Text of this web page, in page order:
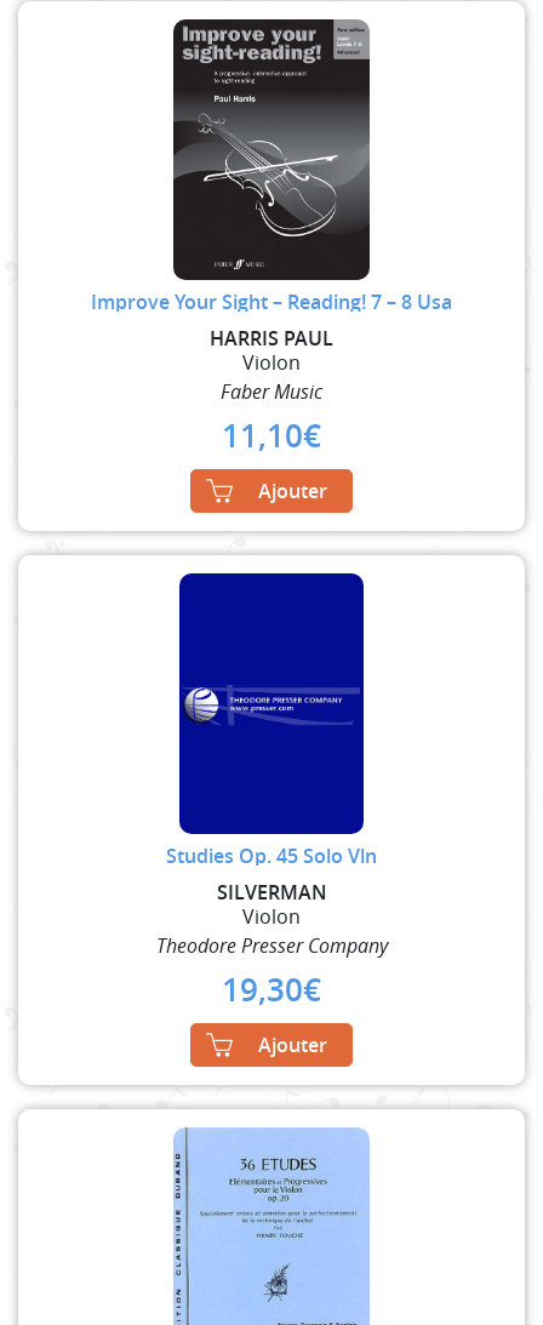
Improve Your Sight – Reading! 7 – 8 Usa
HARRIS PAUL
Violon
Faber Music
11,10€
Ajouter
Studies Op. 45 Solo Vln
SILVERMAN
Violon
Theodore Presser Company
19,30€
Ajouter